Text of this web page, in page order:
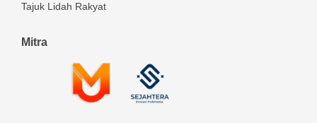
Tajuk Lidah Rakyat
Mitra